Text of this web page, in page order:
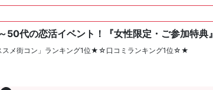
代の恋活イベント！『女性限定・ご参加特典』
スメ街コン」ランキング1位★☆口コミランキング1位☆★